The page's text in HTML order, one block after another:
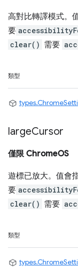
高對比轉譯模式。
要
clear() 需要
類型
largeCursor
僅限 ChromeOS
遊標已放大。值會
要
clear() 需要
類型